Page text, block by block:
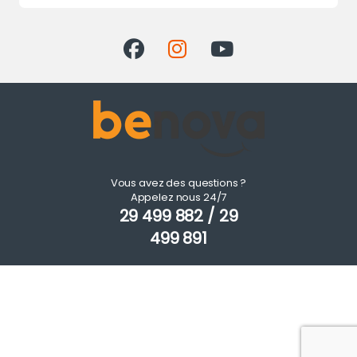
Vous avez des questions ?
Appelez nous 24/7
29 499 882 / 29
499 891